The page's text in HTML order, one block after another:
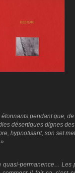
pendant que, de
désertiques dignes des
hypnotisant, son set
quasi-permanence… Les